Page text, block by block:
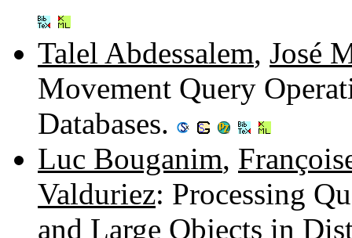
Talel Abdessalem, José
Movement Query
Databases.
Luc Bouganim,
Valduriez: Processing
and Large Objects in